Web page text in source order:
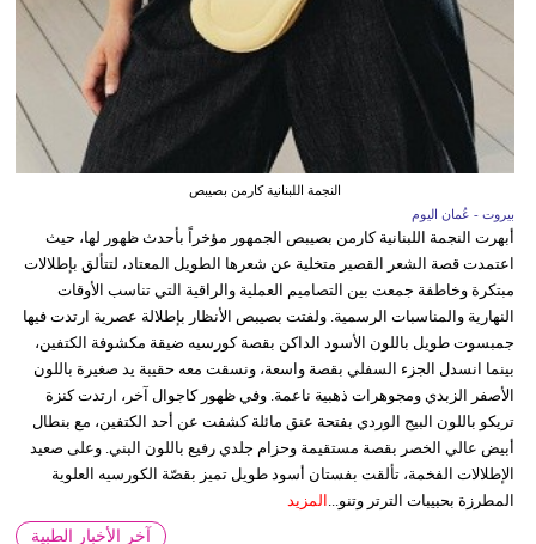
النجمة اللبنانية كارمن بصيبص
بيروت - عُمان اليوم
أبهرت النجمة اللبنانية كارمن بصيبص الجمهور مؤخراً بأحدث ظهور لها، حيث
اعتمدت قصة الشعر القصير متخلية عن شعرها الطويل المعتاد، لتتألق بإطلالات
مبتكرة وخاطفة جمعت بين التصاميم العملية والراقية التي تناسب الأوقات
النهارية والمناسبات الرسمية. ولفتت بصيبص الأنظار بإطلالة عصرية ارتدت فيها
جمبسوت طويل باللون الأسود الداكن بقصة كورسيه ضيقة مكشوفة الكتفين،
بينما انسدل الجزء السفلي بقصة واسعة، ونسقت معه حقيبة يد صغيرة باللون
الأصفر الزبدي ومجوهرات ذهبية ناعمة. وفي ظهور كاجوال آخر، ارتدت كنزة
تريكو باللون البيج الوردي بفتحة عنق مائلة كشفت عن أحد الكتفين، مع بنطال
أبيض عالي الخصر بقصة مستقيمة وحزام جلدي رفيع باللون البني. وعلى صعيد
الإطلالات الفخمة، تألقت بفستان أسود طويل تميز بقصّة الكورسيه العلوية
المطرزة بحبيبات الترتر وتنو... المزيد
آخر الأخبار الطبية